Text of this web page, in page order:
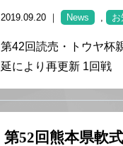
2019.09.20 ｜ News ,
第42回読売・トウヤ杯
延により再更新 1回戦
第52回熊本県軟